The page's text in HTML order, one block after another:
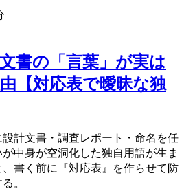
書の「言葉」が実は
【対応表で曖昧な独
計文書・調査レポート・命名を任
中身が空洞化した独自用語が生ま
書く前に『対応表』を作らせて防
。